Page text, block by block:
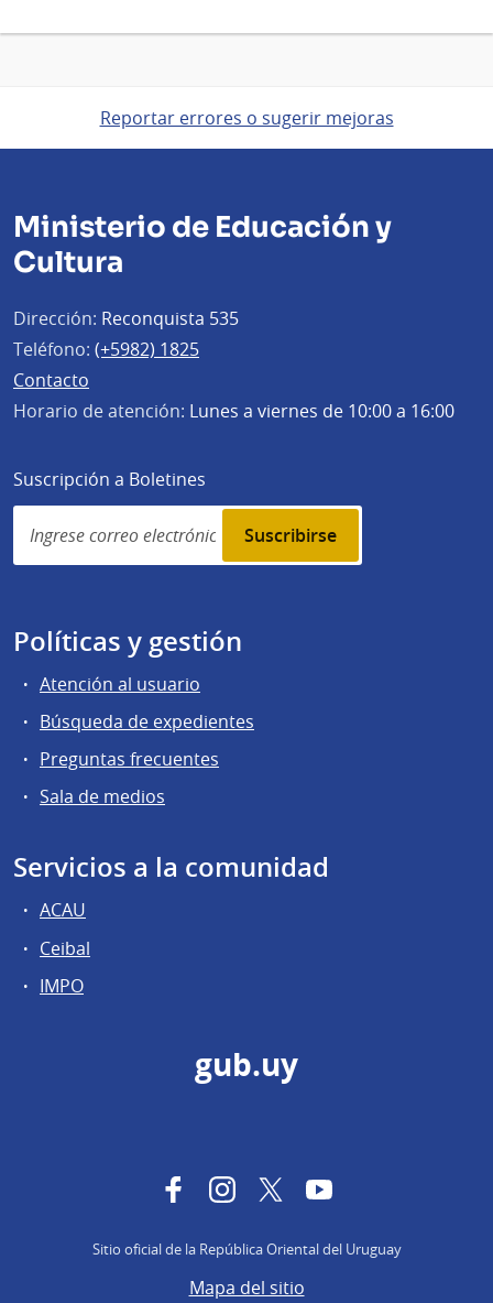
Reportar errores o sugerir mejoras
Ministerio de Educación y
Cultura
Dirección: Reconquista 535
Teléfono: (+5982) 1825
Contacto
Horario de atención: Lunes a viernes de 10:00 a 16:00
Suscripción a Boletines
Simplenews
subscription
Políticas y gestión
Atención al usuario
Búsqueda de expedientes
Preguntas frecuentes
Sala de medios
Servicios a la comunidad
ACAU
Ceibal
IMPO
gub.uy
FacebookInstagram
TwitterYouTube
Sitio oficial de la República Oriental del Uruguay
Mapa del sitio